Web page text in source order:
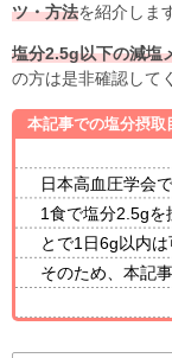
ツ・方法を紹介しま
塩分2.5g以下の減塩
の方は是非確認して
本記事での塩分摂取
日本高血圧学会
1食で塩分2.5gを
とで1日6g以内は
そのため、本記